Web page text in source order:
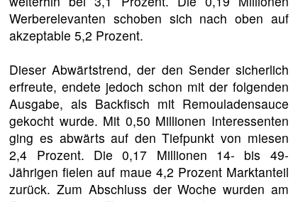
Werberelevanten schoben sich nach oben auf
akzeptable 5,2 Prozent.
Dieser Abwärtstrend, der den Sender sicherlich
erfreute, endete jedoch schon mit der folgenden
Ausgabe, als Backfisch mit Remouladensauce
gekocht wurde. Mit 0,50 Millionen Interessenten
ging es abwärts auf den Tiefpunkt von miesen
2,4 Prozent. Die 0,17 Millionen 14- bis 49-
Jährigen fielen auf maue 4,2 Prozent Marktanteil
zurück. Zum Abschluss der Woche wurden am